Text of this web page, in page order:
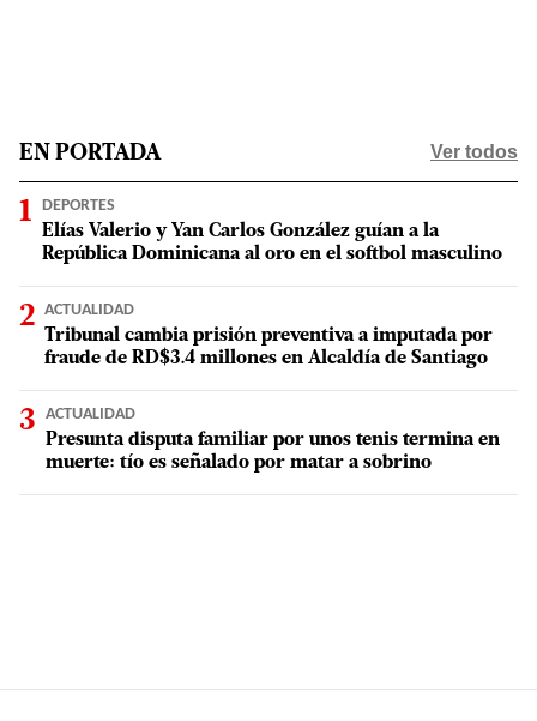
EN PORTADA Ver todos
DEPORTES
Elías Valerio y Yan Carlos González guían a la
República Dominicana al oro en el softbol masculino
ACTUALIDAD
Tribunal cambia prisión preventiva a imputada por
fraude de RD$3.4 millones en Alcaldía de Santiago
ACTUALIDAD
Presunta disputa familiar por unos tenis termina en
muerte: tío es señalado por matar a sobrino